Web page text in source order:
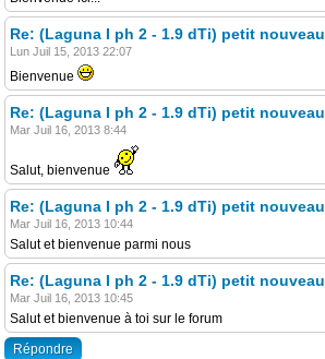
Re: (Laguna I ph 2 - 1.9 dTi) petit nouveau
Lun Juil 15, 2013 22:07
Bienvenue
Re: (Laguna I ph 2 - 1.9 dTi) petit nouveau
Mar Juil 16, 2013 8:44
Salut, bienvenue
Re: (Laguna I ph 2 - 1.9 dTi) petit nouveau
Mar Juil 16, 2013 10:44
Salut et bienvenue parmi nous
Re: (Laguna I ph 2 - 1.9 dTi) petit nouveau
Mar Juil 16, 2013 10:45
Salut et bienvenue à toi sur le forum
Répondre